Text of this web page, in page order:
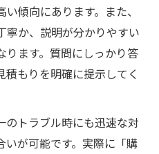
傾向にあります。また、
寧か、説明が分かりやすい
ります。質問にしっかり答
もりを明確に提示してく
のトラブル時にも迅速な対
が可能です。実際に「購